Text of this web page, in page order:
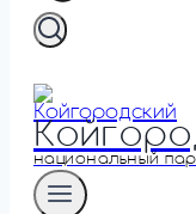
национальный